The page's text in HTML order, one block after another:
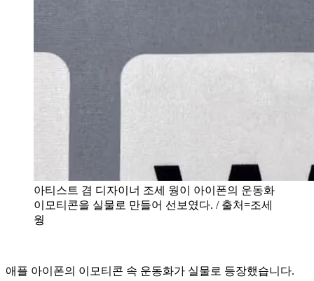
아티스트 겸 디자이너 조세 웡이 아이폰의 운동화
이모티콘을 실물로 만들어 선보였다. / 출처=조세
웡
애플 아이폰의 이모티콘 속 운동화가 실물로 등장했습니다.